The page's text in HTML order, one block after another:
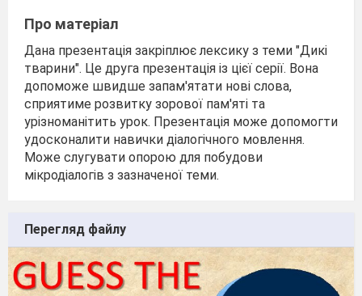
Про матеріал
Дана презентація закріплює лексику з теми "Дикі
тварини". Це друга презентація із цієї серії. Вона
допоможе швидше запам'ятати нові слова,
сприятиме розвитку зорової пам'яті та
урізноманітить урок. Презентація може допомогти
удосконалити навички діалогічного мовлення.
Може слугувати опорою для побудови
мікродіалогів з зазначеної теми.
Перегляд файлу